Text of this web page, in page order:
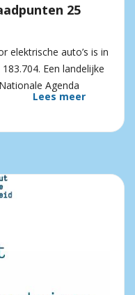
25
elektrische auto’s is in
Een landelijke
Agenda
Lees meer